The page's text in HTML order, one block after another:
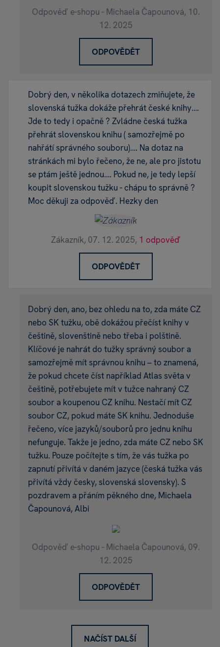
Odpověď e-shopu - Michaela Čapounová, 10.
12. 2025
ODPOVĚDĚT
Dobrý den, v několika dotazech zmiňujete, že
slovenská tužka dokáže přehrát české knihy….
Jde to tedy i opačně ? Zvládne česká tužka
přehrát slovenskou knihu ( samozřejmě po
nahřátí správného souboru)…. Na dotaz na
stránkách mi bylo řečeno, že ne, ale pro jistotu
se ptám ještě jednou…. Pokud ne, je tedy lepší
koupit slovenskou tužku - chápu to správně ?
Moc děkuji za odpověď. Hezky den
Zákazník, 07. 12. 2025, 1 odpověď
ODPOVĚDĚT
Dobrý den, ano, bez ohledu na to, zda máte CZ
nebo SK tužku, obě dokážou přečíst knihy v
češtině, slovenštině nebo třeba i polštině.
Klíčové je nahrát do tužky správný soubor a
samozřejmě mít správnou knihu – to znamená,
že pokud chcete číst například Atlas světa v
češtině, potřebujete mít v tužce nahraný CZ
soubor a koupenou CZ knihu. Nestačí mít CZ
soubor CZ, pokud máte SK knihu. Jednoduše
řečeno, více jazyků/souborů pro jednu knihu
nefunguje. Takže je jedno, zda máte CZ nebo SK
tužku. Pouze počítejte s tím, že vás tužka po
zapnutí přivítá v daném jazyce (česká tužka vás
přivítá vždy česky, slovenská slovensky). S
pozdravem a přáním pěkného dne, Michaela
Čapounová, Albi
Odpověď e-shopu - Michaela Čapounová, 09.
12. 2025
ODPOVĚDĚT
NAČÍST DALŠÍ